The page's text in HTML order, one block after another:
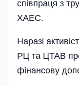
співпраця з
ХАЕС.
Наразі
РЦ та ЦТАВ
фінансову